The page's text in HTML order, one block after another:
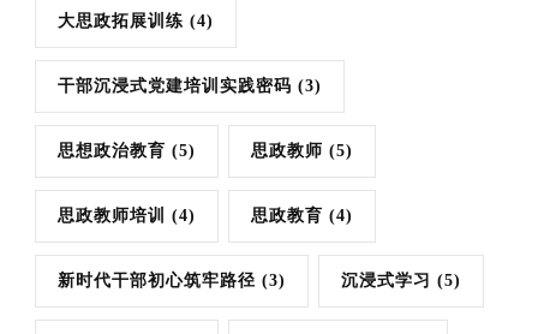
大思政拓展训练 (4)
干部沉浸式党建培训实践密码 (3)
思想政治教育 (5) 思政教师 (5)
思政教师培训 (4) 思政教育 (4)
新时代干部初心筑牢路径 (3) 沉浸式学习 (5)